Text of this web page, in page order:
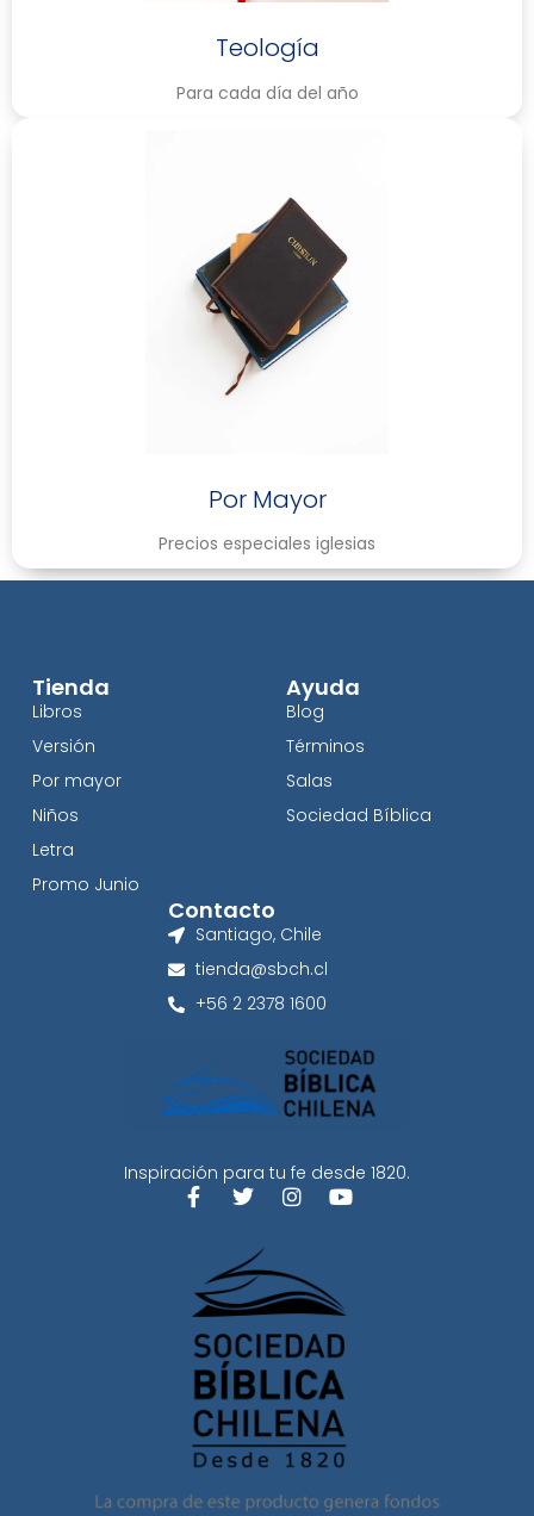
Teología
Para cada día del año
Por Mayor
Precios especiales iglesias
Inspiración para tu fe desde 1820.
Tienda
Libros
Versión
Por mayor
Niños
Letra
Promo Junio
Ayuda
Blog
Términos
Salas
Sociedad Bíblica
Contacto
Santiago, Chile
tienda@sbch.cl
+56 2 2378 1600